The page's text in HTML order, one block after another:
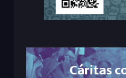
Cáritas